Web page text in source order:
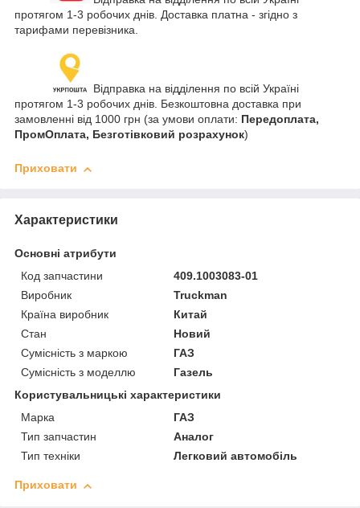
протягом 1-3 робочих днів. Доставка платна - згідно з
тарифами перевізника.
Відправка на відділення по всій Україні
протягом 1-3 робочих днів. Безкоштовна доставка при
замовленні від 1000 грн (за умови оплати: Передоплата,
ПромОплата, Безготівковий розрахунок)
Приховати
Характеристики
Основні атрибути
Код запчастини
409.1003083-01
Виробник
Truckman
Країна виробник
Китай
Стан
Новий
Сумісність з маркою
ГАЗ
Сумісність з моделлю
Газель
Користувальницькі характеристики
Марка
ГАЗ
Тип запчастин
Аналог
Тип техніки
Легковий автомобіль
Приховати